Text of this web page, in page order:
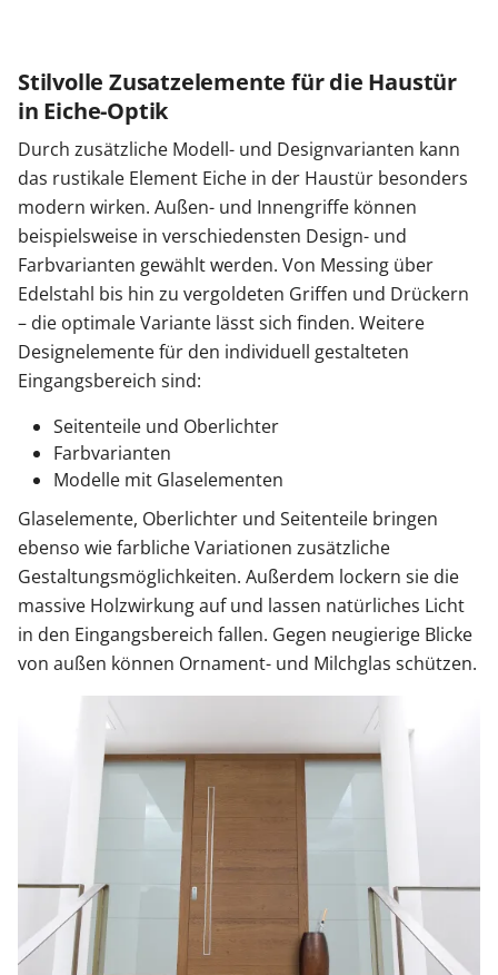
Stilvolle Zusatzelemente für die Haustür
in Eiche-Optik
Durch zusätzliche Modell- und Designvarianten kann
das rustikale Element Eiche in der Haustür besonders
modern wirken. Außen- und Innengriffe können
beispielsweise in verschiedensten Design- und
Farbvarianten gewählt werden. Von Messing über
Edelstahl bis hin zu vergoldeten Griffen und Drückern
– die optimale Variante lässt sich finden. Weitere
Designelemente für den individuell gestalteten
Eingangsbereich sind:
Seitenteile und Oberlichter
Farbvarianten
Modelle mit Glaselementen
Glaselemente, Oberlichter und Seitenteile bringen
ebenso wie farbliche Variationen zusätzliche
Gestaltungsmöglichkeiten. Außerdem lockern sie die
massive Holzwirkung auf und lassen natürliches Licht
in den Eingangsbereich fallen. Gegen neugierige Blicke
von außen können Ornament- und Milchglas schützen.